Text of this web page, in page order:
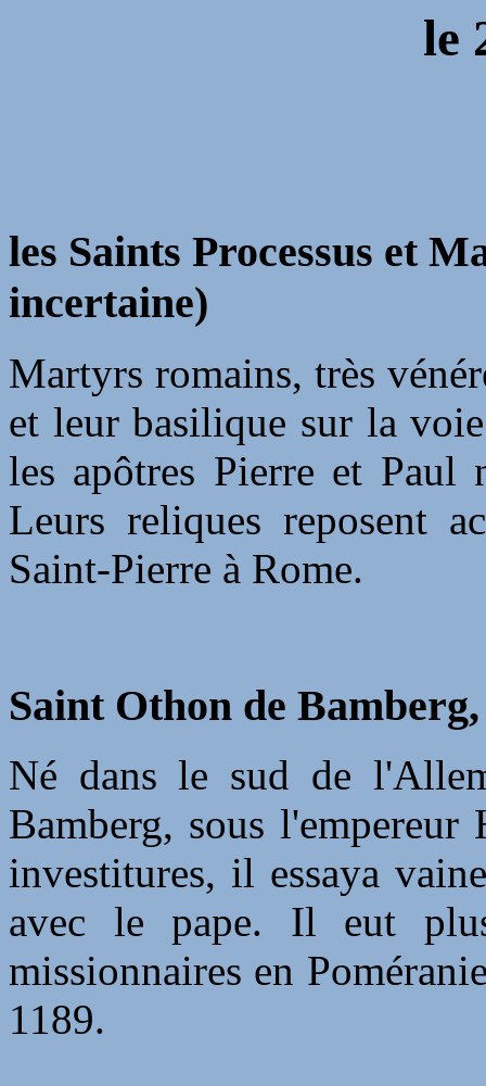
le
les Saints Processus et
incertaine)
Martyrs romains, très
et leur basilique sur la
les apôtres Pierre et Paul
Leurs reliques reposent
Saint-Pierre à Rome.
Saint Othon de
Né dans le sud de
Bamberg, sous
investitures, il essaya
avec le pape. Il eut
missionnaires en
1189.